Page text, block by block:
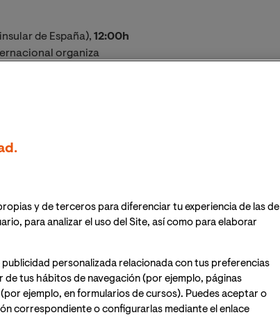
de España), 12:00h
organiza
internacional"
el mismo día del
la gestión fiscal, proteger
holding.
esta clase te brindará
operaciones
y de terceros para diferenciar tu experiencia de las de
para analizar el uso del Site, así como para elaborar
personalizada relacionada con tus preferencias
tus hábitos de navegación (por ejemplo, páginas
ejemplo, en formularios de cursos). Puedes aceptar o
correspondiente o configurarlas mediante el enlace